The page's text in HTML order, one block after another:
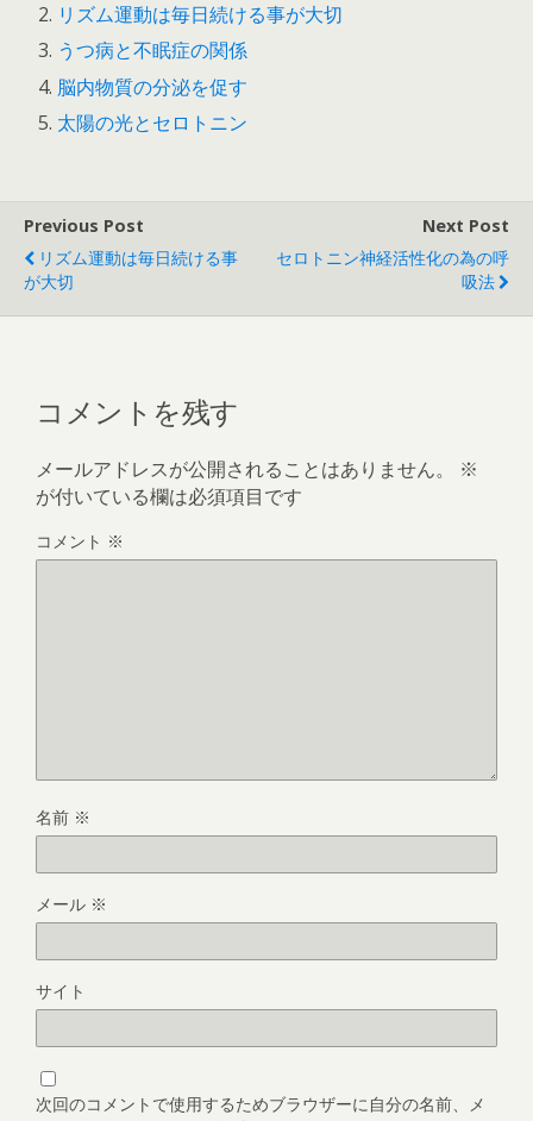
リズム運動は毎日続ける事が大切
うつ病と不眠症の関係
脳内物質の分泌を促す
太陽の光とセロトニン
Previous Post
リズム運動は毎日続ける事
が大切
Next Post
セロトニン神経活性化の為の呼
吸法
コメントを残す
メールアドレスが公開されることはありません。
※
が付いている欄は必須項目です
コメント ※
名前 ※
メール ※
サイト
次回のコメントで使用するためブラウザーに自分の名前、メ